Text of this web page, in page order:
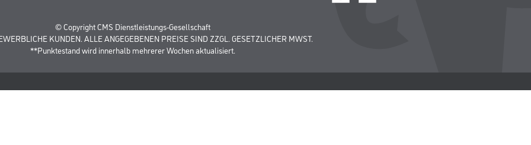
© Copyright CMS Dienstleistungs-Gesellschaft
KUNDEN. ALLE ANGEGEBENEN PREISE SIND ZZGL. GESETZLICHER MWST.
**Punktestand wird innerhalb mehrerer Wochen aktualisiert.